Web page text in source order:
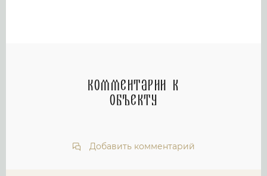
Комментарии к
объекту
Добавить комментарий